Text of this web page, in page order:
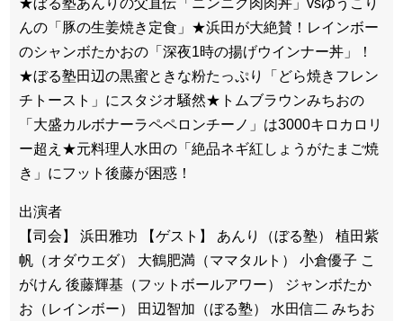
んの「豚の生姜焼き定食」★浜田が大絶賛！レインボー
のシャンボたかおの「深夜1時の揚げウインナー丼」！
★ぼる塾田辺の黒蜜ときな粉たっぷり「どら焼きフレン
チトースト」にスタジオ騒然★トムブラウンみちおの
「大盛カルボナーラペペロンチーノ」は3000キロカロリ
ー超え★元料理人水田の「絶品ネギ紅しょうがたまご焼
き」にフット後藤が困惑！
出演者
【司会】 浜田雅功 【ゲスト】 あんり（ぼる塾） 植田紫
帆（オダウエダ） 大鶴肥満（ママタルト） 小倉優子 こ
がけん 後藤輝基（フットボールアワー） ジャンボたか
お（レインボー） 田辺智加（ぼる塾） 水田信二 みちお